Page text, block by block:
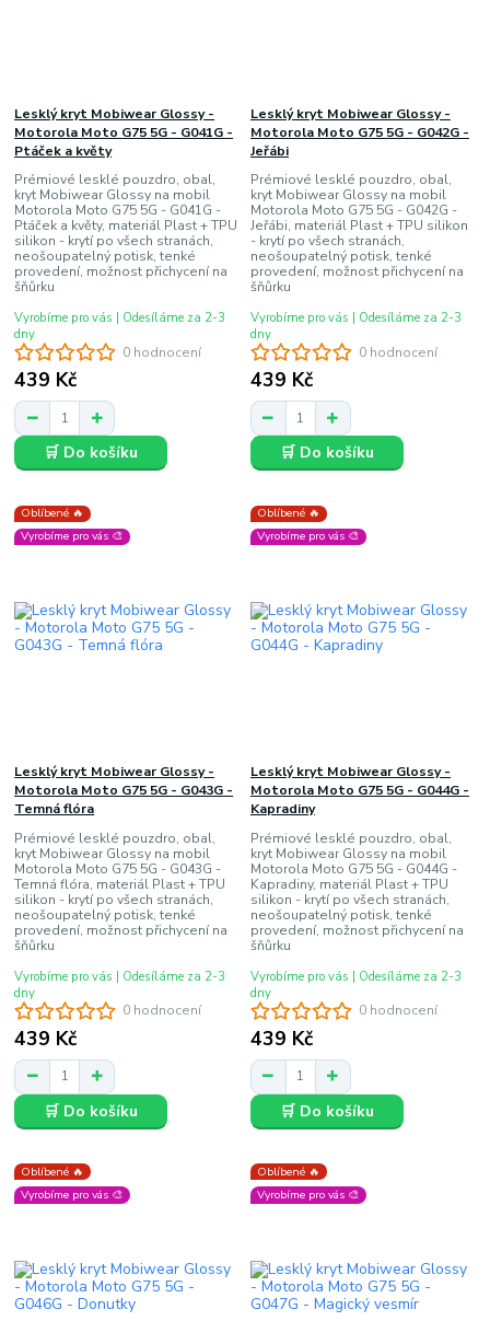
0 hodnocení
Lesklý kryt Mobiwear Glossy -
Motorola Moto G75 5G - G041G -
Ptáček a květy
Prémiové lesklé pouzdro, obal,
kryt Mobiwear Glossy na mobil
Motorola Moto G75 5G - G041G -
Ptáček a květy, materiál Plast + TPU
silikon - krytí po všech stranách,
neošoupatelný potisk, tenké
provedení, možnost přichycení na
šňůrku
439 Kč
Vyrobíme pro vás | Odesíláme za 2-3
dny
🛒 Do košíku
0 hodnocení
Lesklý kryt Mobiwear Glossy -
Motorola Moto G75 5G - G042G -
Jeřábi
Prémiové lesklé pouzdro, obal,
kryt Mobiwear Glossy na mobil
Motorola Moto G75 5G - G042G -
Jeřábi, materiál Plast + TPU silikon
- krytí po všech stranách,
neošoupatelný potisk, tenké
provedení, možnost přichycení na
šňůrku
439 Kč
Vyrobíme pro vás | Odesíláme za 2-3
dny
🛒 Do košíku
Oblíbené 🔥
Vyrobíme pro vás 🎨
0 hodnocení
Lesklý kryt Mobiwear Glossy -
Motorola Moto G75 5G - G043G -
Temná flóra
Prémiové lesklé pouzdro, obal,
kryt Mobiwear Glossy na mobil
Motorola Moto G75 5G - G043G -
Temná flóra, materiál Plast + TPU
silikon - krytí po všech stranách,
neošoupatelný potisk, tenké
provedení, možnost přichycení na
šňůrku
439 Kč
Vyrobíme pro vás | Odesíláme za 2-3
dny
🛒 Do košíku
Oblíbené 🔥
Vyrobíme pro vás 🎨
0 hodnocení
Lesklý kryt Mobiwear Glossy -
Motorola Moto G75 5G - G044G -
Kapradiny
Prémiové lesklé pouzdro, obal,
kryt Mobiwear Glossy na mobil
Motorola Moto G75 5G - G044G -
Kapradiny, materiál Plast + TPU
silikon - krytí po všech stranách,
neošoupatelný potisk, tenké
provedení, možnost přichycení na
šňůrku
439 Kč
Vyrobíme pro vás | Odesíláme za 2-3
dny
🛒 Do košíku
Oblíbené 🔥
Vyrobíme pro vás 🎨
Oblíbené 🔥
Vyrobíme pro vás 🎨